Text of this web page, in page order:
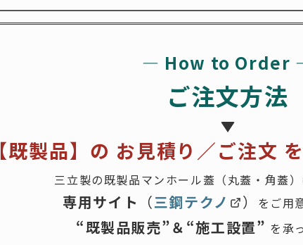
― How to Order
ご注文方法
【既製品】 の お見積り／ご注文 を
三立製の既製品マンホール蓋（丸蓋・角蓋）
専用サイト （三鋼テクノ ） をご用
“既製品販売”＆ “施工設置” を承